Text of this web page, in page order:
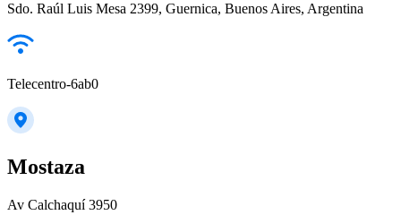
Sdo. Raúl Luis Mesa 2399, Guernica, Buenos Aires, Argentina
Telecentro-6ab0
Mostaza
Av Calchaquí 3950